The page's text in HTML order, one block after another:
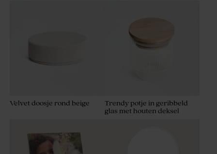
Velvet doosje rond beige
Trendy potje in geribbeld
glas met houten deksel